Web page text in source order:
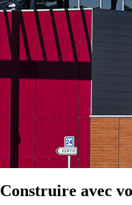
Construire avec